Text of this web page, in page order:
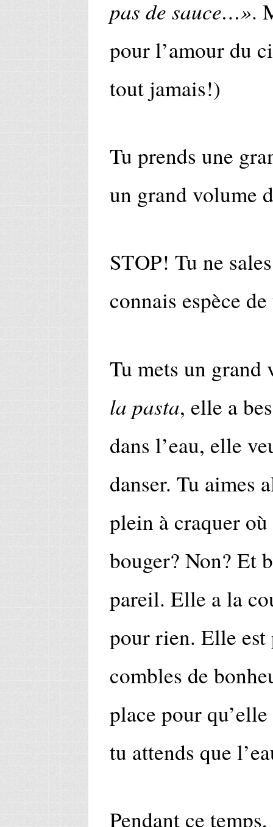
pas de sauce…».
pour l’amour du
tout jamais!)
Tu prends une
un grand volume
STOP! Tu ne
connais espèce
Tu mets un grand
la pasta, elle a
dans l’eau, elle
danser. Tu aimes
plein à craquer
bouger? Non? Et
pareil. Elle a la
pour rien. Elle est
combles de
place pour
tu attends que
Pendant ce